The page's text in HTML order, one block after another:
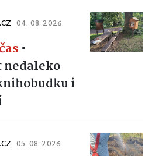
04. 08. 2026
•
nedaleko
i
05. 08. 2026